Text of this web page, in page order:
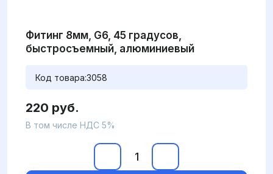
Фитинг 8мм, G6, 45 градусов,
быстросъемный, алюминиевый
Код товара:3058
220 руб.
В том числе НДС 5%